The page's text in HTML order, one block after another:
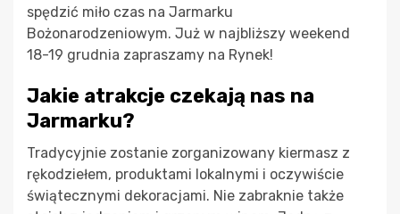
spędzić miło czas na Jarmarku
Bożonarodzeniowym. Już w najbliższy weekend
18-19 grudnia zapraszamy na Rynek!
Jakie atrakcje czekają nas na
Jarmarku?
Tradycyjnie zostanie zorganizowany kiermasz z
rękodziełem, produktami lokalnymi i oczywiście
świątecznymi dekoracjami. Nie zabraknie także